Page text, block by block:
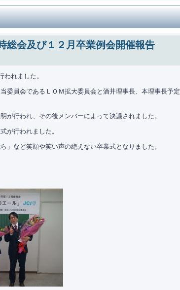
総会及び１２月卒業例会開催報告
れました。
委員会であるＬＯＭ拡大委員会と酒井理事長、本理事長予定
行われ、その後メンバーによって決議されました。
行われました。
など笑顔や笑い声の絶えない卒業式となりました。